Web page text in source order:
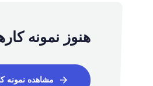
هنوز نمونه
مشاهده نمونه